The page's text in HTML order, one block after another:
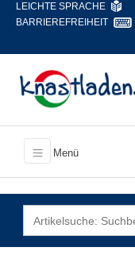
LEICHTE SPRACHE
BARRIEREFREIHEIT
Menü